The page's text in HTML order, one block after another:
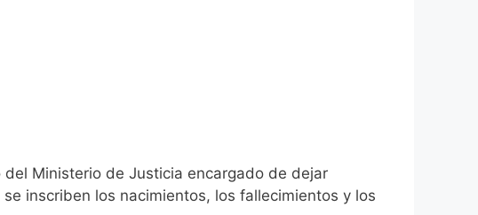
Ministerio de Justicia encargado de dejar
inscriben los nacimientos, los fallecimientos y los